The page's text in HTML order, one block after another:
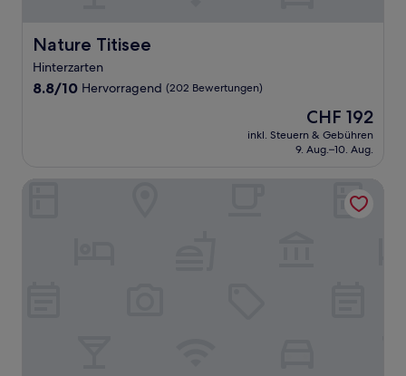
Nature Titisee
Nature Titisee
Hinterzarten
8.8
8.8/10 Hervorragend (202 Bewertungen)
Der
Preis
beträgt
CHF 192
inkl. Steuern & Gebühren
9. Aug.–10. Aug.